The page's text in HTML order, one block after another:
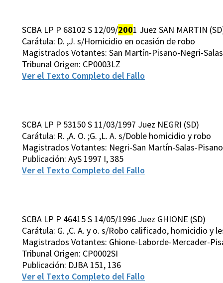
SCBA LP P 68102 S 12/09/2001 Juez SAN MARTIN
Carátula: D. ,J. s/Homicidio en ocasión de robo
Magistrados Votantes: San Martín-Pisano-Negri-
Tribunal Origen: CP0003LZ
Ver el Texto Completo del Fallo
SCBA LP P 53150 S 11/03/1997 Juez NEGRI (SD)
Carátula: R. ,A. O. ;G. ,L. A. s/Doble homicidio y robo
Magistrados Votantes: Negri-San Martín-Salas-
Publicación: AyS 1997 I, 385
Ver el Texto Completo del Fallo
SCBA LP P 46415 S 14/05/1996 Juez GHIONE (SD)
Carátula: G. ,C. A. y o. s/Robo calificado, homicidio y
Magistrados Votantes: Ghione-Laborde-Mercader-
Tribunal Origen: CP0002SI
Publicación: DJBA 151, 136
Ver el Texto Completo del Fallo